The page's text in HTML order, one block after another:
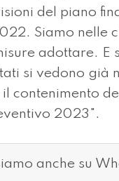
del piano
Siamo nelle
adottare. E
si vedono già
contenimento
2023".
anche su